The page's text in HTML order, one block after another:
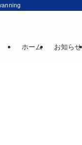
ホーム お知らせ